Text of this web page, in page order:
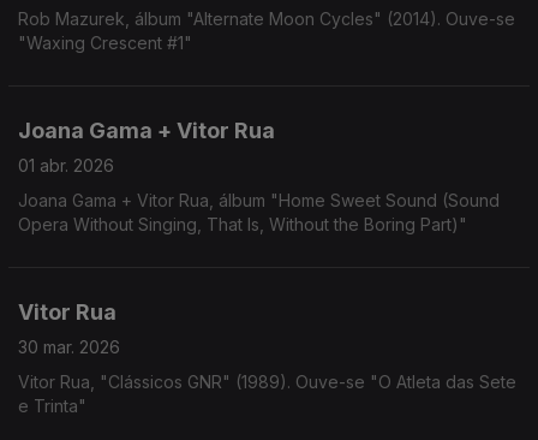
Rob Mazurek, álbum "Alternate Moon Cycles" (2014). Ouve-se
"Waxing Crescent #1"
Joana Gama + Vitor Rua
01 abr. 2026
Joana Gama + Vitor Rua, álbum "Home Sweet Sound (Sound
Opera Without Singing, That Is, Without the Boring Part)"
Vitor Rua
30 mar. 2026
Vitor Rua, "Clássicos GNR" (1989). Ouve-se "O Atleta das Sete
e Trinta"